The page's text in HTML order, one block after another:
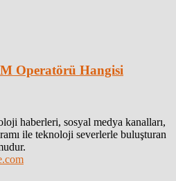
Operatörü Hangisi
haberleri, sosyal medya kanalları,
ile teknoloji severlerle buluşturan